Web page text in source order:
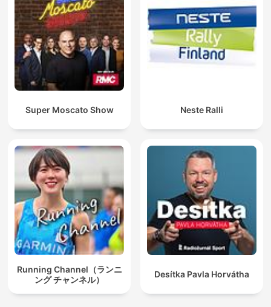
Super Moscato Show Neste Ralli
Running Channel（ランニ
ング チャンネル）
Desítka Pavla Horvátha